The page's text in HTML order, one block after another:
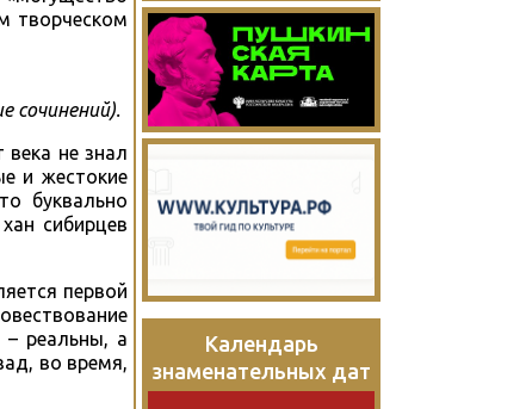
творческом
сочинений).
не знал
и жестокие
буквально
сибирцев
первой
– реальны, а
во время,
Календарь
знаменательных дат